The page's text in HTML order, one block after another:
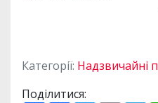
Категорії: Надзвичайні
Поділитися: